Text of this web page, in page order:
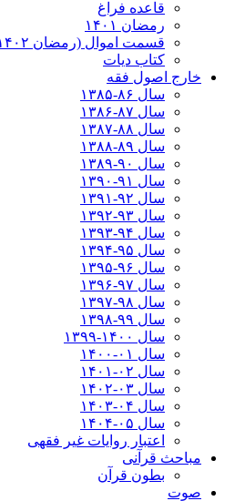
قاعده فراغ
رمضان ۱۴۰۱
قسمت اموال (رمضان ۱۴۰۲)
کتاب دیات
خارج اصول فقه
سال ۸۶-۱۳۸۵
سال ۸۷-۱۳۸۶
سال ۸۸-۱۳۸۷
سال ۸۹-۱۳۸۸
سال ۹۰-۱۳۸۹
سال ۹۱-۱۳۹۰
سال ۹۲-۱۳۹۱
سال ۹۳-۱۳۹۲
سال ۹۴-۱۳۹۳
سال ۹۵-۱۳۹۴
سال ۹۶-۱۳۹۵
سال ۹۷-۱۳۹۶
سال ۹۸-۱۳۹۷
سال ۹۹-۱۳۹۸‍
سال ۱۴۰۰-۱۳۹۹
سال ۰۱-۱۴۰۰
سال ۰۲-۱۴۰۱
سال ۰۳-۱۴۰۲
سال ۰۴-۱۴۰۳
سال ۰۵-۱۴۰۴
اعتبار روایات غیر فقهی
مباحث قرآنی
بطون قرآن
صوت